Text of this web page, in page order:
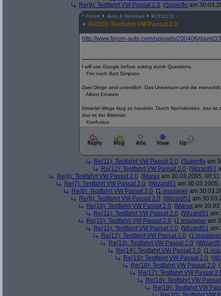
Re(9): Testfahrt VW Passat 2.0 (Superflo am
^ Forum Auto & Motorrad #2311172
Re(10): Testfahrt VW Passat 2.0
http://www.forum-auto.com/uploads/200406/
I will use Google before asking dumb Questions.
Frei nach Bart Simpson
Zwei Dinge sind unendlich: Das Universum und die
Albert Einstein
Dreierlei Wege klug zu handeln: Durch Nachdenken, das
das ist der Bitterste.
Konfuzius
Re(11): Testfahrt VW Passat 2.0 (Superflo am
Re(12): Testfahrt VW Passat 2.0 (Wizard51
Re(6): Testfahrt VW Passat 2.0 (Marax am 30.03.2005,
Re(7): Testfahrt VW Passat 2.0 (Wizard51 am
Re(8): Testfahrt VW Passat 2.0 (1 insulaner am
Re(9): Testfahrt VW Passat 2.0 (Wizard51 am
Re(10): Testfahrt VW Passat 2.0 (Marax am
Re(11): Testfahrt VW Passat 2.0 (Wizard51 am
Re(10): Testfahrt VW Passat 2.0 (1 insulaner am
Re(11): Testfahrt VW Passat 2.0 (Wizard51 am
Re(12): Testfahrt VW Passat 2.0 (1 insulaner
Re(13): Testfahrt VW Passat 2.0 (
Re(14): Testfahrt VW Passat 2.0 (1
Re(15): Testfahrt VW Passat 2.0 (
Re(16): Testfahrt VW Passat 2.0 (
Re(17): Testfahrt VW Passat
Re(18): Testfahrt VW
Re(19): Testfahrt VW